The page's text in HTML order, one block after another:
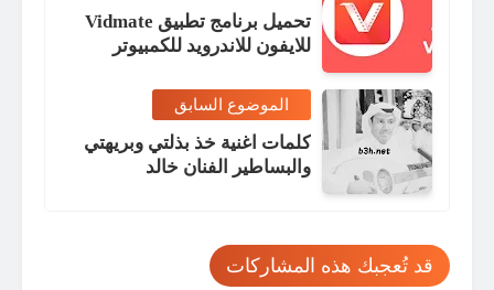
تحميل برنامج تطبيق Vidmate
للايفون للاندرويد للكمبيوتر
الموضوع السابق
كلمات اغنية خذ بذلتي وبريهتي
والبساطير الفنان خالد
قد تُعجبك هذه المشاركات